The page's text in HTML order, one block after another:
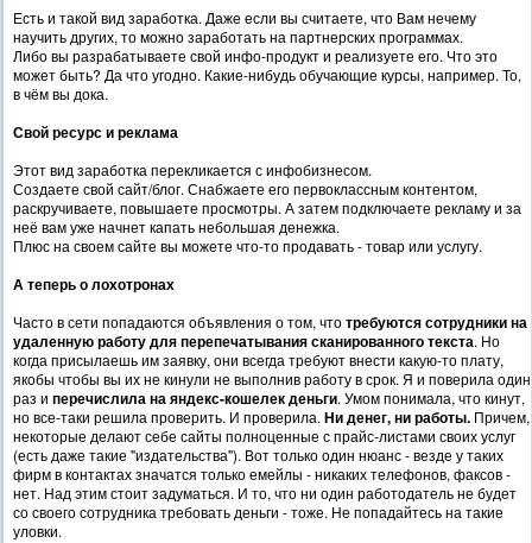
Есть и такой вид заработка. Даже если вы считаете, что Вам нечему
научить других, то можно заработать на партнерских программах.
Либо вы разрабатываете свой инфо-продукт и реализуете его. Что это
может быть? Да что угодно. Какие-нибудь обучающие курсы, например. То,
в чём вы дока.
Свой ресурс и реклама
Этот вид заработка перекликается с инфобизнесом.
Создаете свой сайт/блог. Снабжаете его первоклассным контентом,
раскручиваете, повышаете просмотры. А затем подключаете рекламу и за
неё вам уже начнет капать небольшая денежка.
Плюс на своем сайте вы можете что-то продавать - товар или услугу.
А теперь о лохотронах
Часто в сети попадаются объявления о том, чтотребуются сотрудники на
удаленную работу для перепечатывания сканированного текста. Но
когда присылаешь им заявку, они всегда требуют внести какую-то плату,
якобы чтобы вы их не кинули не выполнив работу в срок. Я и поверила один
раз и перечислила на яндекс-кошелек деньги. Умом понимала, что кинут,
но все-таки решила проверить. И проверила. Ни денег, ни работы. Причем,
некоторые делают себе сайты полноценные с прайс-листами своих услуг
(есть даже такие "издательства"). Вот только один нюанс - везде у таких
фирм в контактах значатся только емейлы - никаких телефонов, факсов -
нет. Над этим стоит задуматься. И то, что ни один работодатель не будет
со своего сотрудника требовать деньги - тоже. Не попадайтесь на такие
уловки.